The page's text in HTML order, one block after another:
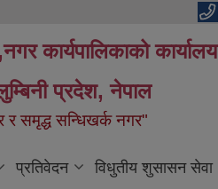
कार्यपालिकाको कार्यालय
प्रदेश, नेपाल
र समृद्ध सन्धिखर्क नगर"
प्रतिवेदन विधुतीय शुसासन सेवा